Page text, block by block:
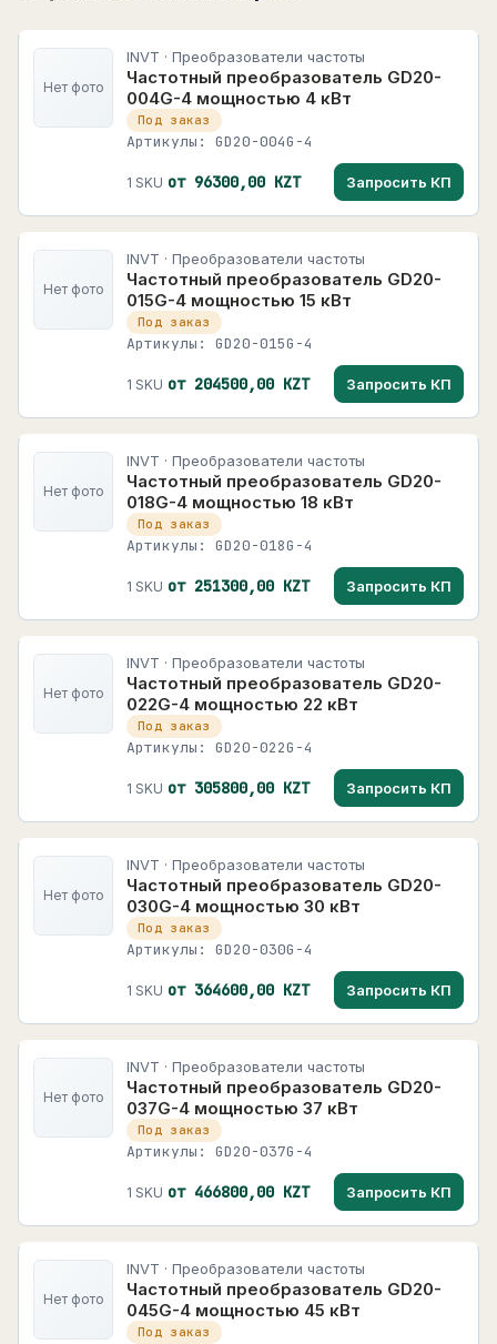
Нет фото
INVT · Преобразователи частоты
Частотный преобразователь GD20-
004G-4 мощностью 4 кВт
Под заказ
Артикулы: GD20-004G-4
1 SKU от 96300,00 KZT Запросить КП
Нет фото
INVT · Преобразователи частоты
Частотный преобразователь GD20-
015G-4 мощностью 15 кВт
Под заказ
Артикулы: GD20-015G-4
1 SKU от 204500,00 KZT Запросить КП
Нет фото
INVT · Преобразователи частоты
Частотный преобразователь GD20-
018G-4 мощностью 18 кВт
Под заказ
Артикулы: GD20-018G-4
1 SKU от 251300,00 KZT Запросить КП
Нет фото
INVT · Преобразователи частоты
Частотный преобразователь GD20-
022G-4 мощностью 22 кВт
Под заказ
Артикулы: GD20-022G-4
1 SKU от 305800,00 KZT Запросить КП
Нет фото
INVT · Преобразователи частоты
Частотный преобразователь GD20-
030G-4 мощностью 30 кВт
Под заказ
Артикулы: GD20-030G-4
1 SKU от 364600,00 KZT Запросить КП
Нет фото
INVT · Преобразователи частоты
Частотный преобразователь GD20-
037G-4 мощностью 37 кВт
Под заказ
Артикулы: GD20-037G-4
1 SKU от 466800,00 KZT Запросить КП
Нет фото
INVT · Преобразователи частоты
Частотный преобразователь GD20-
045G-4 мощностью 45 кВт
Под заказ